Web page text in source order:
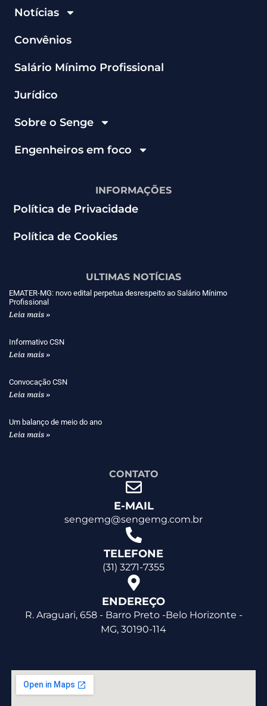
Notícias
Convênios
Salário Mínimo Profissional
Jurídico
Sobre o Senge
Engenheiros em foco
INFORMAÇÕES
Política de Privacidade
Política de Cookies
ULTIMAS NOTÍCIAS
EMATER-MG: novo edital perpetua desrespeito ao Salário Mínimo
Profissional
Leia mais »
Informativo CSN
Leia mais »
Convocação CSN
Leia mais »
Um balanço de meio do ano
Leia mais »
CONTATO
E-MAIL
sengemg@sengemg.com.br
TELEFONE
(31) 3271-7355
ENDEREÇO
R. Araguari, 658 - Barro Preto -Belo Horizonte -
MG, 30190-114